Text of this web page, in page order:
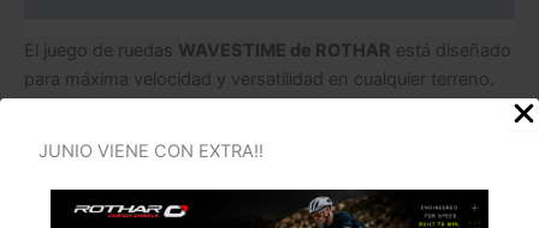
JUNIO VIENE CON EXTRA!!
El juego de ruedas WAVESTIME de ROTHAR está diseñado
para máxima velocidad y versatilidad en cualquier terreno.
aerodinámica y reduce el peso. Con un ancho de 23 mm,
permite usar neumáticos más anchos a menor presión,